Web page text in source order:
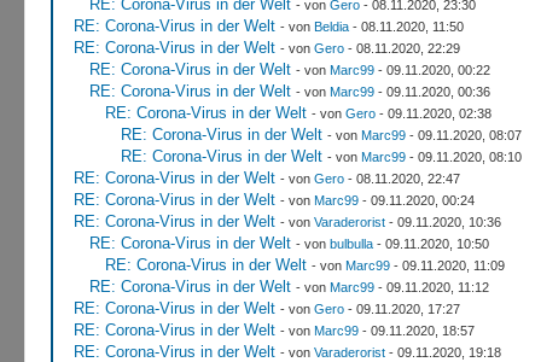
RE: Corona-Virus in der Welt - von Gero- 08.11.2020, 23:30
RE: Corona-Virus in der Welt - von Beldia- 08.11.2020, 11:50
RE: Corona-Virus in der Welt - von Gero- 08.11.2020, 22:29
RE: Corona-Virus in der Welt - von Marc99- 09.11.2020, 00:22
RE: Corona-Virus in der Welt - von Marc99- 09.11.2020, 00:36
RE: Corona-Virus in der Welt - von Gero- 09.11.2020, 02:38
RE: Corona-Virus in der Welt - von Marc99- 09.11.2020, 08:07
RE: Corona-Virus in der Welt - von Marc99- 09.11.2020, 08:10
RE: Corona-Virus in der Welt - von Gero- 08.11.2020, 22:47
RE: Corona-Virus in der Welt - von Marc99- 09.11.2020, 00:24
RE: Corona-Virus in der Welt - von Varaderorist- 09.11.2020, 10:36
RE: Corona-Virus in der Welt - von bulbulla- 09.11.2020, 10:50
RE: Corona-Virus in der Welt - von Marc99- 09.11.2020, 11:09
RE: Corona-Virus in der Welt - von Marc99- 09.11.2020, 11:12
RE: Corona-Virus in der Welt - von Gero- 09.11.2020, 17:27
RE: Corona-Virus in der Welt - von Marc99- 09.11.2020, 18:57
RE: Corona-Virus in der Welt - von Varaderorist- 09.11.2020, 19:18